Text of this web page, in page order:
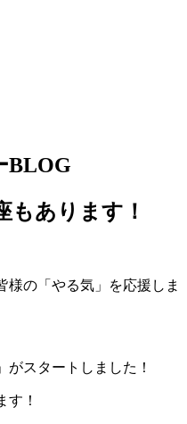
もあります！
様の「やる気」を応援しま
スタートしました！
す！